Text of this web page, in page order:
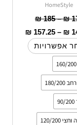
HomeStyle
₪
–
₪185
₪
–
₪ 157.25
אפשרויות
200
120/200